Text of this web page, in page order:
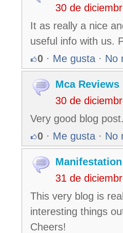
30 de
It as really a nice
useful info with us.
0 · Me gusta · No
Mca Reviews
30 de
Very good blog
0 · Me gusta · No
31 de
This very blog is
interesting things
Cheers!